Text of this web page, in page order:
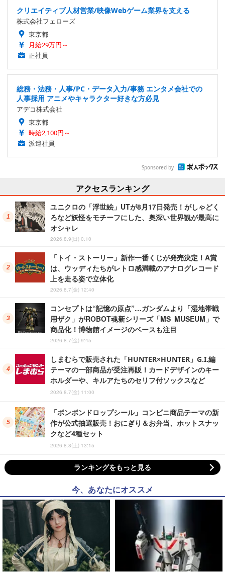
クリエイティブ人材営業/映像Webゲーム業界を支える
株式会社フェローズ
東京都
月給29万円～
正社員
総務・法務・人事/PC・データ入力/事務 エンタメ会社での
人事採用 アニメやキャラクター好きな方必見
アデコ株式会社
東京都
時給2,100円～
派遣社員
Sponsored by
アクセスランキング
ユニクロの「浮世絵」UTが8月17日発売！がしゃどく
ろなど妖怪をモチーフにした、奥深い世界観が最高に
オシャレ
2026.8.9(日) 0:10
「トイ・ストーリー」新作一番くじが発売決定！A賞
は、ウッディたちがレトロ感満載のアナログレコード
上を走る姿で立体化
2026.8.7(金) 12:40
コンセプトは“記憶の原点”…ガンダムより「湿地帯戦
用ザク」がROBOT魂新シリーズ「MS MUSEUM」で
商品化！博物館イメージのベースも注目
2026.8.7(金) 9:45
しまむらで販売された「HUNTER×HUNTER」G.I.編
テーマの一部商品が受注再販！カードデザインのキー
ホルダーや、キルアたちのセリフ付ソックスなど
2026.8.7(金) 11:00
「ボンボンドロップシール」コンビニ商品テーマの新
作が公式抽選販売！おにぎり＆お弁当、ホットスナッ
クなど4種セット
2026.8.8(土) 13:15
ランキングをもっと見る
今、あなたにオススメ